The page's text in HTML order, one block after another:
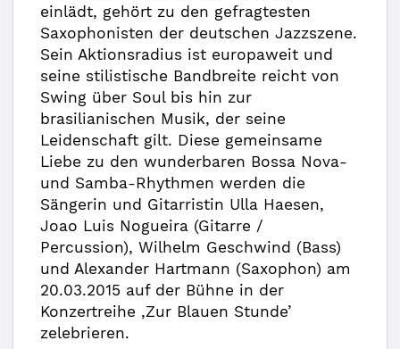
einlädt, gehört zu den gefragtesten
Saxophonisten der deutschen Jazzszene.
Sein Aktionsradius ist europaweit und
seine stilistische Bandbreite reicht von
Swing über Soul bis hin zur
brasilianischen Musik, der seine
Leidenschaft gilt. Diese gemeinsame
Liebe zu den wunderbaren Bossa Nova-
und Samba-Rhythmen werden die
Sängerin und Gitarristin Ulla Haesen,
Joao Luis Nogueira (Gitarre /
Percussion), Wilhelm Geschwind (Bass)
und Alexander Hartmann (Saxophon) am
20.03.2015 auf der Bühne in der
Konzertreihe ‚Zur Blauen Stunde’
zelebrieren.